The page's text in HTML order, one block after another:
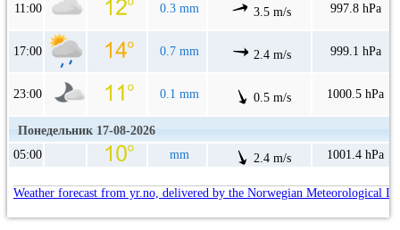
11:00 0.3 mm 3.5 m/s 997.8 hPa
17:00 0.7 mm 2.4 m/s 999.1 hPa
23:00 0.1 mm 0.5 m/s 1000.5 hPa
Понедельник 17-08-2026
05:00
mm 2.4 m/s 1001.4 hPa
Weather forecast from yr.no, delivered by the Norwegian Meteorological